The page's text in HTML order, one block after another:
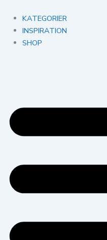
indholdet
KATEGORIER
INSPIRATION
SHOP